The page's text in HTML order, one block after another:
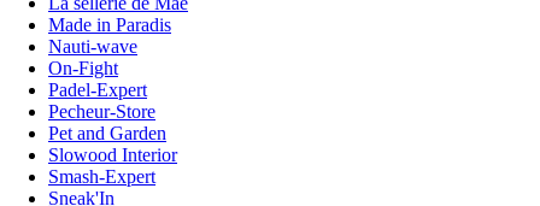
Made in Paradis
Nauti-wave
On-Fight
Padel-Expert
Pecheur-Store
Pet and Garden
Slowood Interior
Smash-Expert
Sneak'In